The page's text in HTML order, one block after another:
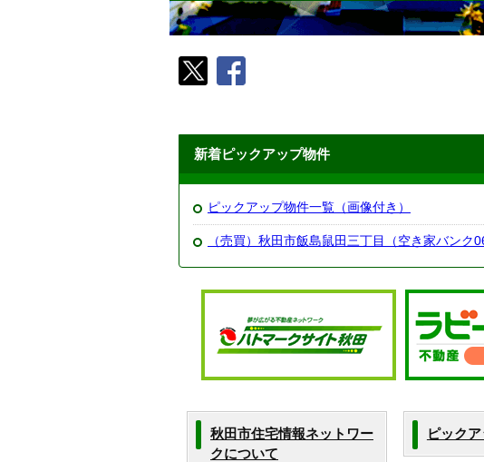
新着ピックアップ物件
ピックアップ物件一覧（画像付き）
（売買）秋田市飯島鼠田三丁目（空き家バンク
秋田市住宅情報ネットワー
クについて
ピック